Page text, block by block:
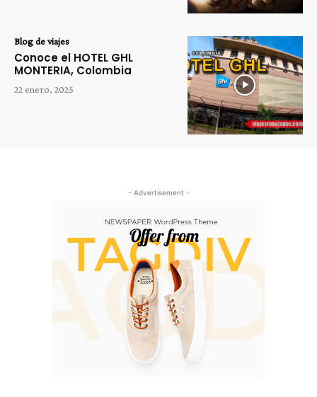
Blog de viajes
Conoce el HOTEL GHL
MONTERIA, Colombia
22 enero, 2025
- Advertisement -